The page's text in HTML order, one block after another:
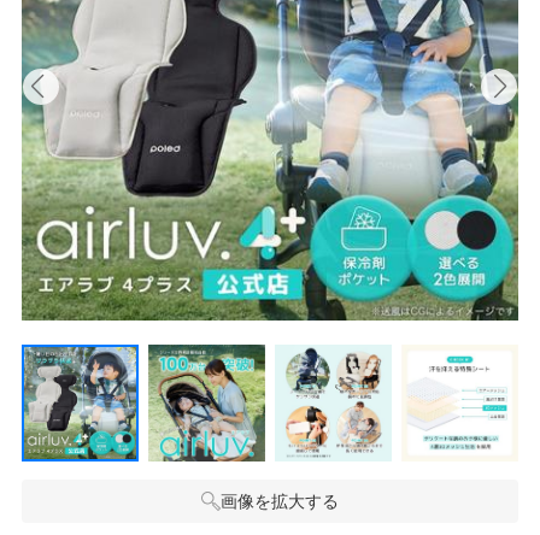
画像を拡大する